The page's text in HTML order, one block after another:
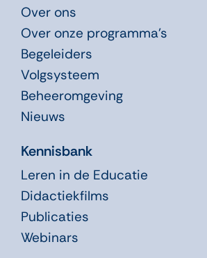
Over ons
Over onze programma’s
Begeleiders
Volgsysteem
Beheeromgeving
Nieuws
Kennisbank
Leren in de Educatie
Didactiekfilms
Publicaties
Webinars